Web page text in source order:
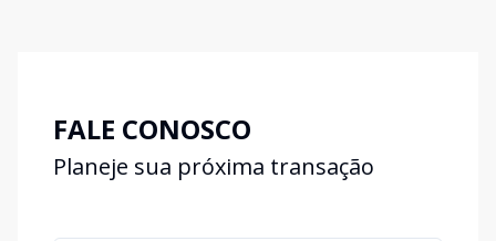
FALE CONOSCO
Planeje sua próxima transação